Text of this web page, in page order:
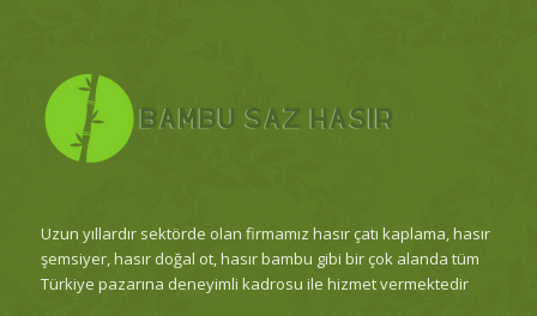
Uzun yıllardır sektörde olan firmamız hasır çatı kaplama, hasır
şemsiyer, hasır doğal ot, hasır bambu gibi bir çok alanda tüm
Türkiye pazarına deneyimli kadrosu ile hizmet vermektedir